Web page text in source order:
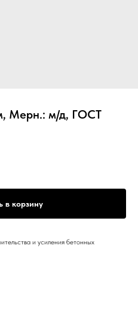
Мерн.: м/д, ГОСТ
в корзину
и усиления бетонных